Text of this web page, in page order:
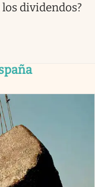
dividendos?